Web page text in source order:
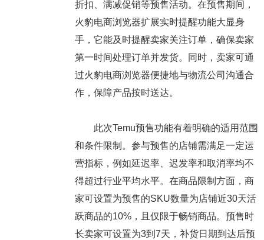
折扣、满减促销等预售活动。在预售期间，
火豹电商浏览器扩展实时提醒功能大显身
手，它能及时提醒卖家关注订单，确保卖家
第一时间处理订单并发货。同时，卖家可通
过火豹电商浏览器便捷地与物流公司沟通合
作，保障产品按时送达。
此次Temu预售功能有着明确的适用范围
和条件限制。参与预售的店铺需满足一定运
营指标，例如延迟率、迟发率和取消率均不
得超过行业平均水平。在商品限制方面，商
家可设置为预售的SKU数量为店铺近30天活
跃商品的10%，且仅限于畅销商品。预售时
长卖家可设置为3到7天，补货日期到达后预